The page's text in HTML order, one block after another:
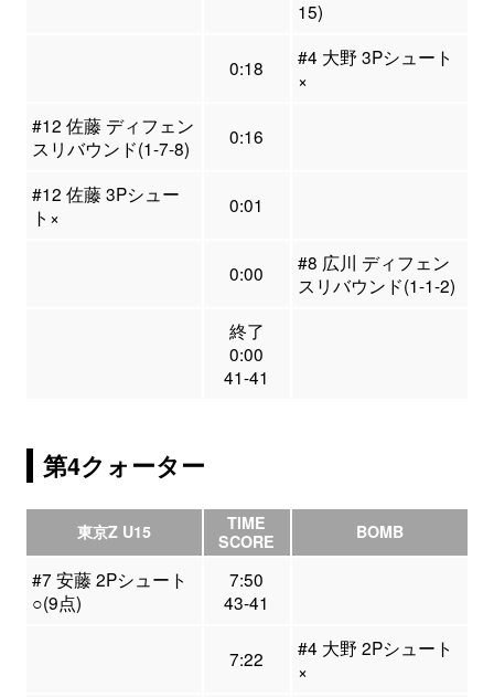
15)
0:18
#4 大野 3Pシュート
×
#12 佐藤 ディフェン
スリバウンド(1-7-8)
0:16
#12 佐藤 3Pシュー
ト×
0:01
0:00
#8 広川 ディフェン
スリバウンド(1-1-2)
終了
0:00
41-41
第4クォーター
東京Z U15
TIME
SCORE
BOMB
#7 安藤 2Pシュート
○(9点)
7:50
43-41
7:22
#4 大野 2Pシュート
×